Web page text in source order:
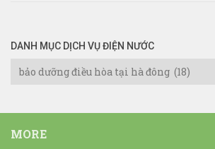
DANH MỤC DỊCH VỤ ĐIỆN NƯỚC
Danh
Vụ
Điện
MORE